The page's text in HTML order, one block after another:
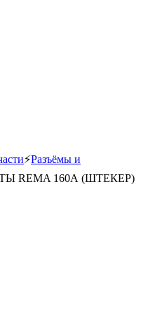
⚡Разъёмы и
REMA 160А (ШТЕКЕР)